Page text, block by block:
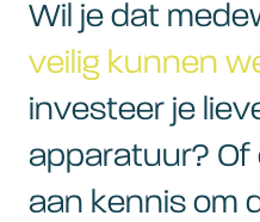
Wil je dat
veilig kunnen
investeer je
apparatuur?
aan kennis om